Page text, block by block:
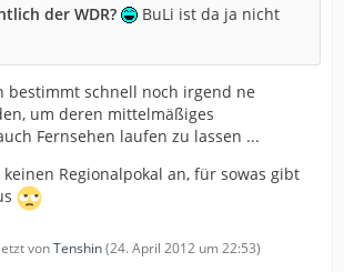
der WDR?
BuLi ist da ja nicht
bestimmt schnell noch irgend ne
um deren mittelmäßiges
Fernsehen laufen zu lassen ...
Regionalpokal an, für sowas gibt
vonTenshin(24. April 2012 um 22:53)